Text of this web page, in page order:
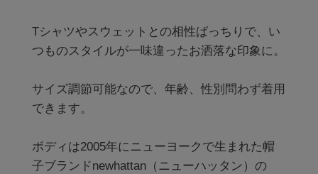
Tシャツやスウェットとの相性ばっちりで、い
つものスタイルが一味違ったお洒落な印象に。
サイズ調節可能なので、年齢、性別問わず着用
できます。
ボディは2005年にニューヨークで生まれた帽
子ブランドnewhattan（ニューハッタン）の